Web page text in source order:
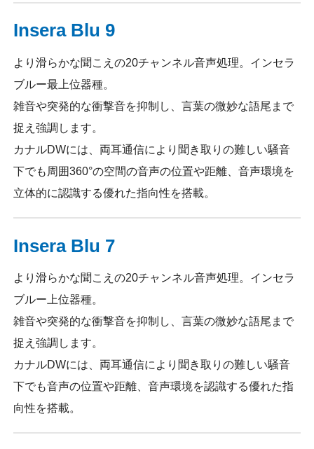
Insera Blu 9
より滑らかな聞こえの20チャンネル音声処理。インセラ
ブルー最上位器種。
雑音や突発的な衝撃音を抑制し、言葉の微妙な語尾まで
捉え強調します。
カナルDWには、両耳通信により聞き取りの難しい騒音
下でも周囲360°の空間の音声の位置や距離、音声環境を
立体的に認識する優れた指向性を搭載。
Insera Blu 7
より滑らかな聞こえの20チャンネル音声処理。インセラ
ブルー上位器種。
雑音や突発的な衝撃音を抑制し、言葉の微妙な語尾まで
捉え強調します。
カナルDWには、両耳通信により聞き取りの難しい騒音
下でも音声の位置や距離、音声環境を認識する優れた指
向性を搭載。